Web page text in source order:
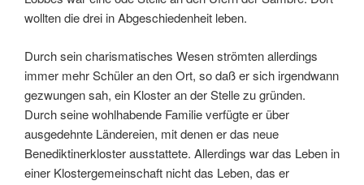
wollten die drei in Abgeschiedenheit leben.
Durch sein charismatisches Wesen strömten allerdings
immer mehr Schüler an den Ort, so daß er sich irgendwann
gezwungen sah, ein Kloster an der Stelle zu gründen.
Durch seine wohlhabende Familie verfügte er über
ausgedehnte Ländereien, mit denen er das neue
Benediktinerkloster ausstattete. Allerdings war das Leben in
einer Klostergemeinschaft nicht das Leben, das er